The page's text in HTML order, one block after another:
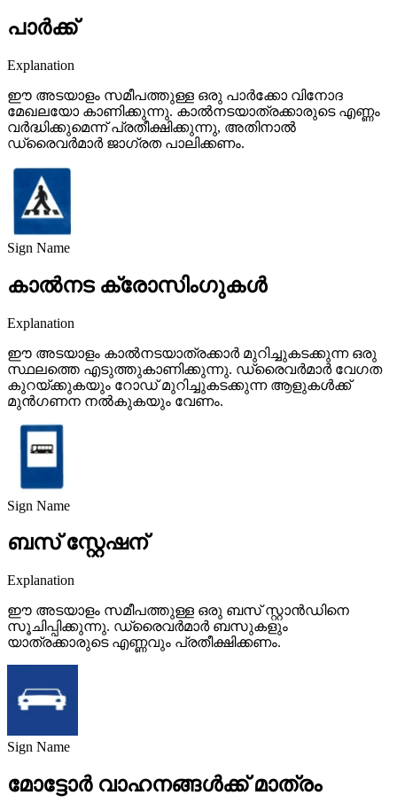
പാർക്ക്
Explanation
ഈ അടയാളം സമീപത്തുള്ള ഒരു പാർക്കോ വിനോദ
മേഖലയോ കാണിക്കുന്നു. കാൽനടയാത്രക്കാരുടെ എണ്ണം
വർദ്ധിക്കുമെന്ന് പ്രതീക്ഷിക്കുന്നു, അതിനാൽ
ഡ്രൈവർമാർ ജാഗ്രത പാലിക്കണം.
Sign Name
കാൽനട ക്രോസിംഗുകൾ
Explanation
ഈ അടയാളം കാൽനടയാത്രക്കാർ മുറിച്ചുകടക്കുന്ന ഒരു
സ്ഥലത്തെ എടുത്തുകാണിക്കുന്നു. ഡ്രൈവർമാർ വേഗത
കുറയ്ക്കുകയും റോഡ് മുറിച്ചുകടക്കുന്ന ആളുകൾക്ക്
മുൻഗണന നൽകുകയും വേണം.
Sign Name
ബസ് സ്റ്റേഷന്
Explanation
ഈ അടയാളം സമീപത്തുള്ള ഒരു ബസ് സ്റ്റാൻഡിനെ
സൂചിപ്പിക്കുന്നു. ഡ്രൈവർമാർ ബസുകളും
യാത്രക്കാരുടെ എണ്ണവും പ്രതീക്ഷിക്കണം.
Sign Name
മോട്ടോർ വാഹനങ്ങൾക്ക് മാത്രം